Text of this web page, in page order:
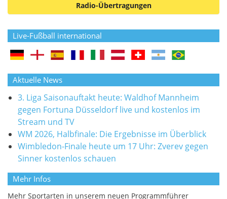
Radio-Übertragungen
Live-Fußball international
Aktuelle News
3. Liga Saisonauftakt heute: Waldhof Mannheim
gegen Fortuna Düsseldorf live und kostenlos im
Stream und TV
WM 2026, Halbfinale: Die Ergebnisse im Überblick
Wimbledon-Finale heute um 17 Uhr: Zverev gegen
Sinner kostenlos schauen
Mehr Infos
Mehr Sportarten in unserem neuen Programmführer